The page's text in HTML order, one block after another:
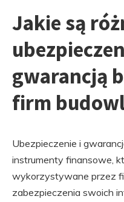
Jakie są
gwarancją
firm
Ubezpieczenie i
instrumenty finansowe,
wykorzystywane przez
zabezpieczenia swoich